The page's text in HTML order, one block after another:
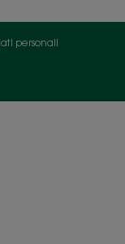
personali